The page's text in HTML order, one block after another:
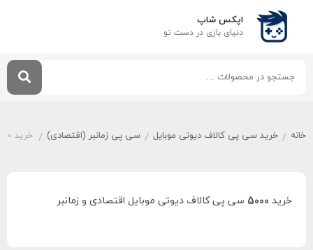
اپکس شاپ
دنیای بازی‌ در دست تو
خانه / خرید سی پی کالاف دیوتی موبایل / سی پی زمانبر (اقتصادی) / خرید 5000 سی پی کالاف دیوتی موبایل اقتصادی و زمانبر
خرید 5000 سی پی کالاف دیوتی موبایل اقتصادی و زمانبر